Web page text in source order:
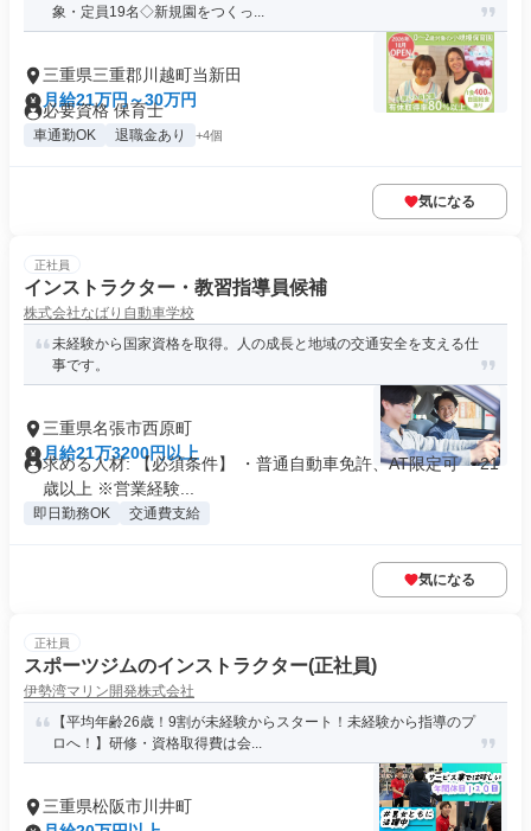
象・定員19名◇新規園をつくっ...
三重県三重郡川越町当新田
月給21万円～30万円
必要資格 保育士
車通勤OK 退職金あり +4個
気になる
正社員
インストラクター・教習指導員候補
株式会社なばり自動車学校
未経験から国家資格を取得。人の成長と地域の交通安全を支える仕
事です。
三重県名張市西原町
月給21万3200円以上
求める人材: 【必須条件】 ・普通自動車免許、AT限定可 ・21
歳以上 ※営業経験...
即日勤務OK 交通費支給
気になる
正社員
スポーツジムのインストラクター(正社員)
伊勢湾マリン開発株式会社
【平均年齢26歳！9割が未経験からスタート！未経験から指導のプ
ロへ！】研修・資格取得費は会...
三重県松阪市川井町